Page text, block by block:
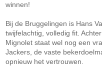
winnen!
Bij de Bruggelingen is Hans
twijfelachtig, volledig fit.
Mignolet staat wel nog een
Jackers, de vaste
opnieuw het vertrouwen.